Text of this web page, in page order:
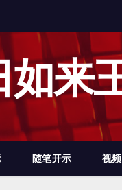
如来
随笔开示 视